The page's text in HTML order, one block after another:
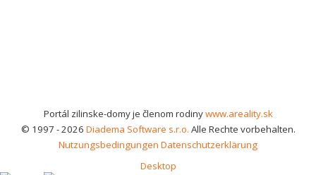
Portál zilinske-domy je členom rodinywww.areality.sk
© 1997 - 2026 Diadema Software s.r.o. Alle Rechte vorbehalten.
Nutzungsbedingungen Datenschutzerklärung
Desktop